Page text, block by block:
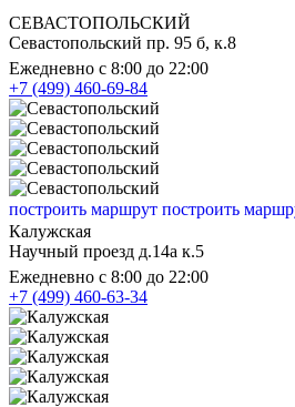
СЕВАСТОПОЛЬСКИЙ
Севастопольский пр. 95 б, к.8
Ежедневно с 8:00 до 22:00
+7 (499) 460-69-84
построить маршрут построить
Калужская
Научный проезд д.14а к.5
Ежедневно с 8:00 до 22:00
+7 (499) 460-63-34